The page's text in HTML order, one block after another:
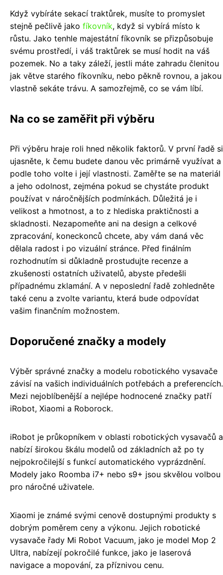
Když vybíráte sekací traktůrek, musíte to promyslet
stejně pečlivě jako fíkovník, když si vybírá místo k
růstu. Jako tenhle majestátní fíkovník se přizpůsobuje
svému prostředí, i váš traktůrek se musí hodit na váš
pozemek. No a taky záleží, jestli máte zahradu členitou
jak větve starého fíkovníku, nebo pěkně rovnou, a jakou
vlastně sekáte trávu. A samozřejmě, co se vám líbí.
Na co se zaměřit při výběru
Při výběru hraje roli hned několik faktorů. V první řadě si
ujasněte, k čemu budete danou věc primárně využívat a
podle toho volte i její vlastnosti. Zaměřte se na materiál
a jeho odolnost, zejména pokud se chystáte produkt
používat v náročnějších podmínkách. Důležitá je i
velikost a hmotnost, a to z hlediska praktičnosti a
skladnosti. Nezapomeňte ani na design a celkové
zpracování, koneckonců chcete, aby vám daná věc
dělala radost i po vizuální stránce. Před finálním
rozhodnutím si důkladně prostudujte recenze a
zkušenosti ostatních uživatelů, abyste předešli
případnému zklamání. A v neposlední řadě zohledněte
také cenu a zvolte variantu, která bude odpovídat
vašim finančním možnostem.
Doporučené značky a modely
Výběr správné značky a modelu robotického vysavače
závisí na vašich individuálních potřebách a preferencích.
Mezi nejoblíbenější a nejlépe hodnocené značky patří
iRobot, Xiaomi a Roborock.
iRobot je průkopníkem v oblasti robotických vysavačů a
nabízí širokou škálu modelů od základních až po ty
nejpokročilejší s funkcí automatického vyprázdnění.
Modely jako Roomba i7+ nebo s9+ jsou skvělou volbou
pro náročné uživatele.
Xiaomi je známé svými cenově dostupnými produkty s
dobrým poměrem ceny a výkonu. Jejich robotické
vysavače řady Mi Robot Vacuum, jako je model Mop 2
Ultra, nabízejí pokročilé funkce, jako je laserová
navigace a mopování, za příznivou cenu.